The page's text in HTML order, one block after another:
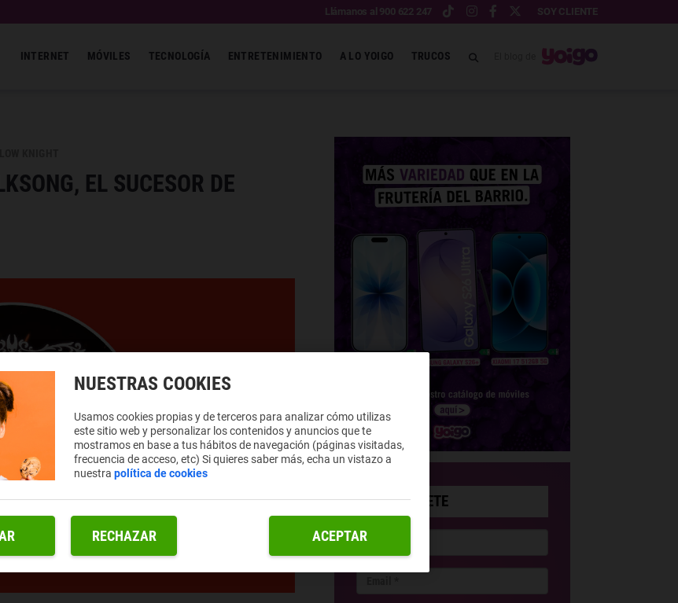
Llámanos al 900 622 247 SOY CLIENTE
INTERNET MÓVILES TECNOLOGÍA ENTRETENIMIENTO A LO YOIGO TRUCOS
EL SUCESOR DE
SUSCRÍBETE
NUESTRAS COOKIES
Usamos cookies propias y de terceros para analizar cómo utilizas
este sitio web y personalizar los contenidos y anuncios que te
mostramos en base a tus hábitos de navegación (páginas visitadas,
frecuencia de acceso, etc) Si quieres saber más, echa un vistazo a
nuestrapolítica de cookies
RECHAZAR ACEPTAR